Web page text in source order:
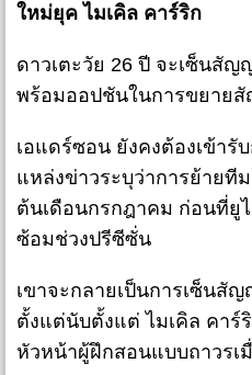
ใหม่ยุค ไมเคิล คาร์ริก
ดาวเตะวัย 26 ปี จะเซ็นสัญ
พร้อมออปชันในการขยาย
เอแดร์ซอน ยังคงต้องเข้ารั
แหล่งข่าวระบุว่าการย้ายที
ต้นเดือนกรกฎาคม ก่อนที่ยู
ซ้อมช่วงปรีซีซั่น
เขาจะกลายเป็นการเซ็นสั
ตั้งแต่นับตั้งแต่ ไมเคิล คาร์
หัวหน้าผู้ฝึกสอนแบบถาวรเ